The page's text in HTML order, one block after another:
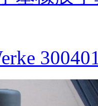
超声
PC-80-